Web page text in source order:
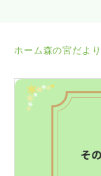
ホーム森の宮だより